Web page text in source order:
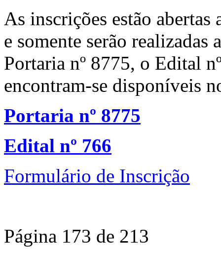
As inscrições estão
e somente serão
Portaria nº 8775, o Edital
encontram-se disponíveis
Portaria nº 8775
Edital nº 766
Formulário de Inscrição
Página 173 de 213